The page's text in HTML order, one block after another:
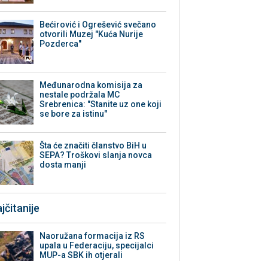
Bećirović i Ogrešević svečano
otvorili Muzej "Kuća Nurije
Pozderca"
Međunarodna komisija za
nestale podržala MC
Srebrenica: "Stanite uz one koji
se bore za istinu"
Šta će značiti članstvo BiH u
SEPA? Troškovi slanja novca
dosta manji
Naoružana formacija iz RS
upala u Federaciju, specijalci
MUP-a SBK ih otjerali